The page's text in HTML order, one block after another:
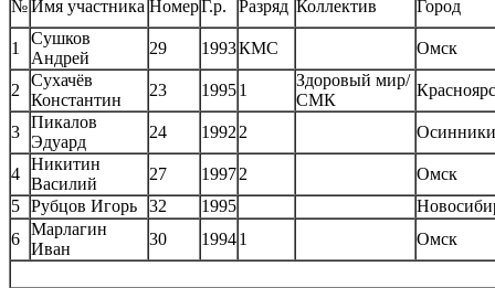
№Имя участника НомерГ.р. Разряд Коллектив Город
1
Сушков
Андрей
29 1993КМС Омск
2
Сухачёв
Константин
23 19951
Здоровый мир/
СМК
3
Пикалов
Эдуард
24 1992 2 Осинники
4
Никитин
Василий
27 19972
Омск
5 Рубцов Игорь 32 1995
6
Марлагин
Иван
30 19941 Омск